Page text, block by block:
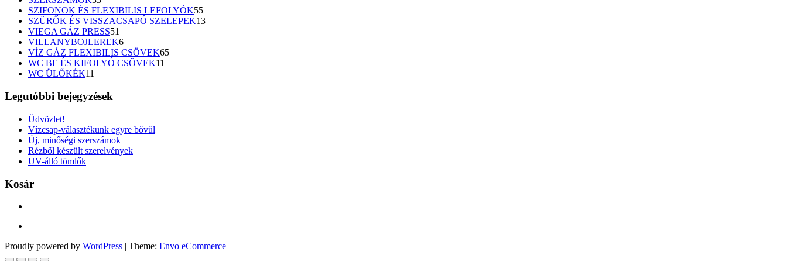
termék
SZIFONOK ÉS FLEXIBILIS LEFOLYÓK5555
termék
SZÜRŐK ÉS VISSZACSAPÓ SZELEPEK1313
VIEGA GÁZ PRESS51
termék
VILLANYBOJLEREK66
termék
VÍZ GÁZ FLEXIBILIS CSÖVEK6565
WC BE ÉS KIFOLYÓ CSÖVEK11
WC ÜLŐKÉK11
Legutóbbi bejegyzések
Üdvözlet!
Vízcsap-választékunk egyre bővül
Új, minőségi szerszámok
Rézből készült szerelvények
UV-álló tömlők
Kosár
Proudly powered by WordPress | Theme: Envo eCommerce